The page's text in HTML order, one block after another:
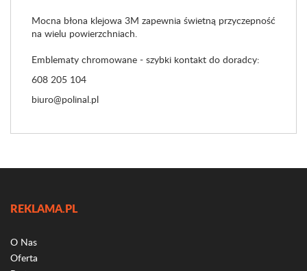
Mocna błona klejowa 3M zapewnia świetną przyczepność
na wielu powierzchniach.
Emblematy chromowane - szybki kontakt do doradcy:
608 205 104
biuro@polinal.pl
REKLAMA.PL
O Nas
Oferta